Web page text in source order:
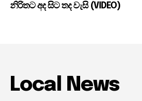
නිරිතට අද සිට තද වැසි (VIDEO)
Local News